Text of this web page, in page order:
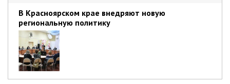
В Красноярском крае внедряют новую
региональную политику